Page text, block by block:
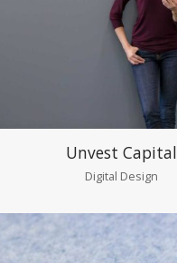
Unvest Capital
Digital Design